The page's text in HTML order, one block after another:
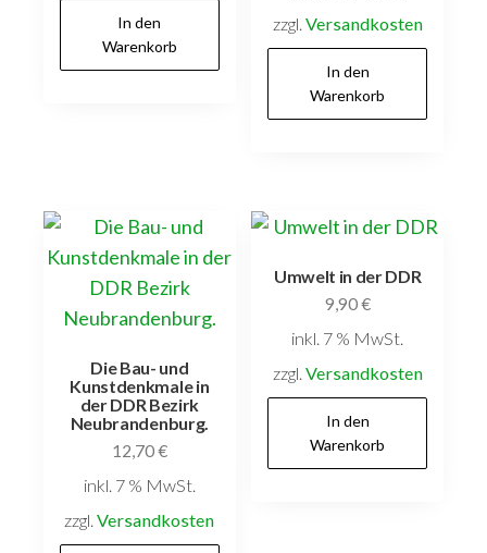
In den
Warenkorb
zzgl. Versandkosten
In den
Warenkorb
Die Bau- und
Kunstdenkmale in
der DDR Bezirk
Neubrandenburg.
12,70€
inkl. 7 % MwSt.
zzgl.Versandkosten
Umwelt in der DDR
9,90€
inkl. 7 % MwSt.
zzgl. Versandkosten
In den
Warenkorb